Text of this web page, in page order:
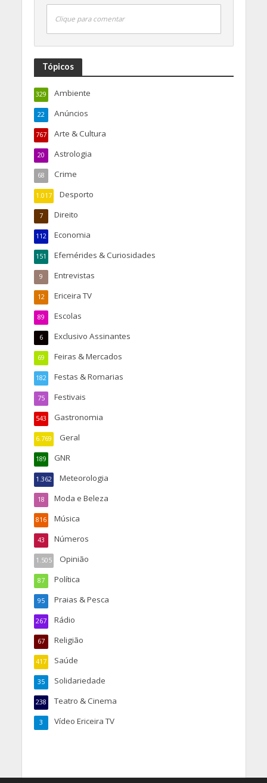
Clique para comentar
Tópicos
Ambiente
329
Anúncios
22
Arte & Cultura
767
Astrologia
20
Crime
68
Desporto
1.017
Direito
7
Economia
112
Efemérides & Curiosidades
151
Entrevistas
9
Ericeira TV
12
Escolas
89
Exclusivo Assinantes
6
Feiras & Mercados
69
Festas & Romarias
182
Festivais
75
Gastronomia
543
Geral
6.769
GNR
189
Meteorologia
1.362
Moda e Beleza
18
Música
816
Números
43
Opinião
1.505
Política
87
Praias & Pesca
95
Rádio
267
Religião
67
Saúde
417
Solidariedade
35
Teatro & Cinema
238
Vídeo Ericeira TV
3